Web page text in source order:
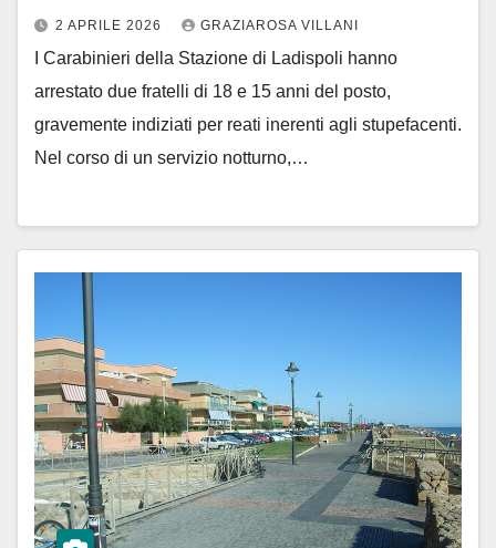
2 APRILE 2026 GRAZIAROSA VILLANI
I Carabinieri della Stazione di Ladispoli hanno
arrestato due fratelli di 18 e 15 anni del posto,
gravemente indiziati per reati inerenti agli stupefacenti.
Nel corso di un servizio notturno,…